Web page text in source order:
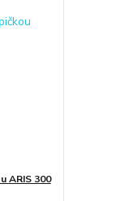
ARIS 300